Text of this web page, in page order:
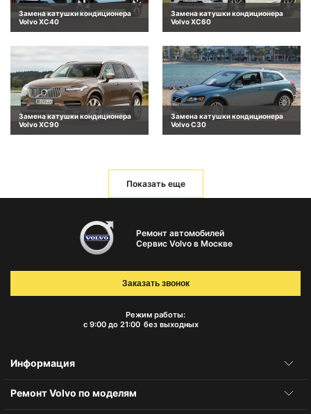
Замена катушки кондиционера
Volvo XC40
Замена катушки кондиционера
Volvo XC60
Замена катушки кондиционера
Volvo XC90
Замена катушки кондиционера
Volvo C30
Показать еще
Ремонт автомобилей
Сервис Volvo в Москве
Режим работы:
с 9:00 до 21:00 без выходных
Заказать звонок
Информация
Ремонт Volvo по моделям